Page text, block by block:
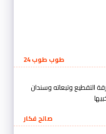
طوب طوب 24
التقطيع وتبعاته وسندان
صالح فكار